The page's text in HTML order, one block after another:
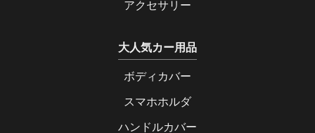
アクセサリー
大人気カー用品
ボディカバー
スマホホルダ
ハンドルカバー